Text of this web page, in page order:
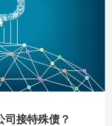
司接特殊债？